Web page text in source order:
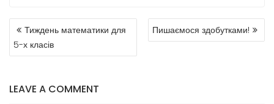
Тиждень математики для
5-х класів
Пишаємося здобутками!
LEAVE A COMMENT